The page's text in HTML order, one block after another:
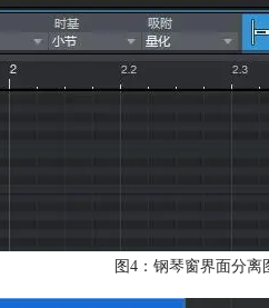
图4：钢琴窗界面分离